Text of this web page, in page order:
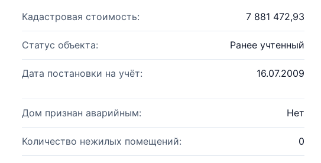
Кадастровая стоимость: 7 881 472,93
Статус объекта: Ранее учтенный
Дата постановки на учёт: 16.07.2009
Дом признан аварийным: Нет
Количество нежилых помещений: 0